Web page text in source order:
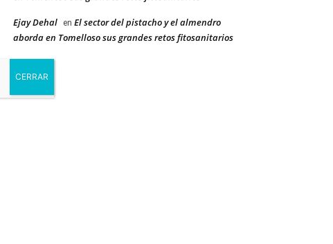
Ejay Dehal en El sector del pistacho y el almendro
aborda en Tomelloso sus grandes retos fitosanitarios